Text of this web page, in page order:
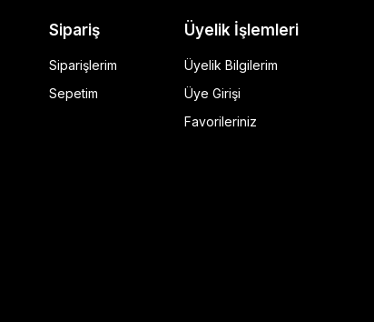
Sipariş
Siparişlerim
Sepetim
Üyelik İşlemleri
Üyelik Bilgilerim
Üye Girişi
Favorileriniz